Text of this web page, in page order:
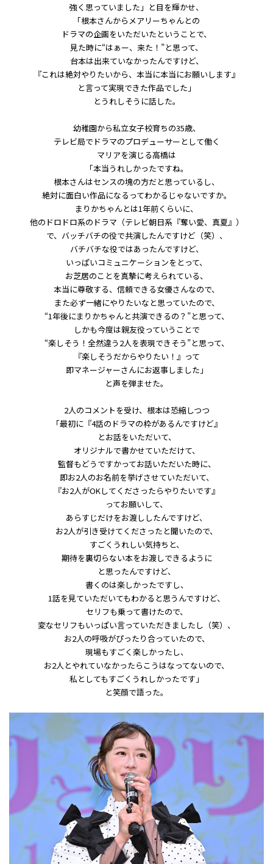
強く思っていました」と目を輝かせ、
「根本さんからメアリーちゃんとの
ドラマの企画をいただいたということで、
見た時に“はぁー、来た！”と思って、
台本は出来ていなかったんですけど、
『これは絶対やりたいから、本当に本当にお願いします』
と言って実現できた作品でした」
とうれしそうに話した。
幼稚園から私立女子校育ちの35歳、
テレビ局でドラマのプロデューサーとして働く
マリアを演じる高橋は
「本当うれしかったですね。
根本さんはセンスの塊の方だと思っているし、
絶対に面白い作品になるってわかるじゃないですか。
まりかちゃんとは1年前くらいに、
他のドロドロ系のドラマ（テレビ朝日系『奪い愛、真夏』）
で、バッチバチの役で共演したんですけど（笑）、
バチバチな役ではあったんですけど、
いっぱいコミュニケーションをとって、
お芝居のことを真摯に考えられている、
本当に尊敬する、信頼できる女優さんなので、
また必ず一緒にやりたいなと思っていたので、
“1年後にまりかちゃんと共演できるの？”と思って、
しかも今度は親友役っていうことで
“楽しそう！全然違う2人を表現できそう”と思って、
『楽しそうだからやりたい！』って
即マネージャーさんにお返事しました」
と声を弾ませた。
2人のコメントを受け、根本は恐縮しつつ
「最初に『4話のドラマの枠があるんですけど』
とお話をいただいて、
オリジナルで書かせていただけて、
監督もどうですかってお話いただいた時に、
即お2人のお名前を挙げさせていただいて、
『お2人がOKしてくださったらやりたいです』
ってお願いして、
あらすじだけをお渡ししたんですけど、
お2人が引き受けてくださったと聞いたので、
すごくうれしい気持ちと、
期待を裏切らない本をお渡しできるように
と思ったんですけど、
書くのは楽しかったですし、
1話を見ていただいてもわかると思うんですけど、
セリフも乗って書けたので、
変なセリフもいっぱい言っていただきましたし（笑）、
お2人の呼吸がぴったり合っていたので、
現場もすごく楽しかったし、
お2人とやれていなかったらこうはなってないので、
私としてもすごくうれしかったです」
と笑顔で語った。